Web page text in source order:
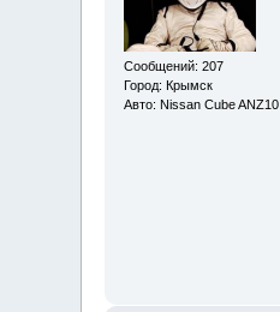
Сообщений: 207
Город: Крымск
Авто: Nissan Cube ANZ10